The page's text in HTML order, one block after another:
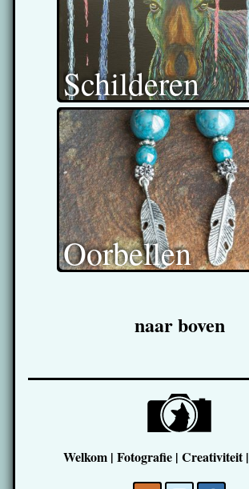
Schilderen
Oorbellen
naar boven
Welkom | Fotografie | Creativiteit|